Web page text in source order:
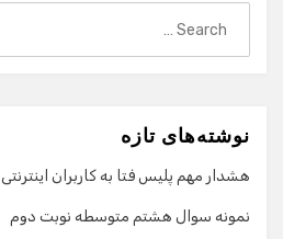
نوشته‌های تازه
هشدار مهم پلیس فتا به کاربران اینترنتی
نمونه سوال هشتم متوسطه نوبت دوم